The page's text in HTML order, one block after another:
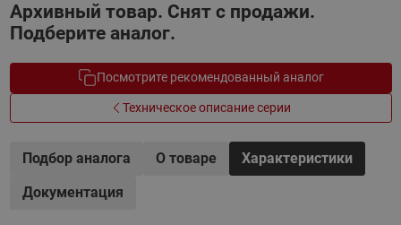
Архивный товар. Снят с продажи.
Подберите аналог.
Посмотрите рекомендованный аналог
Техническое описание серии
Подбор аналога О товаре
Характеристики
Документация